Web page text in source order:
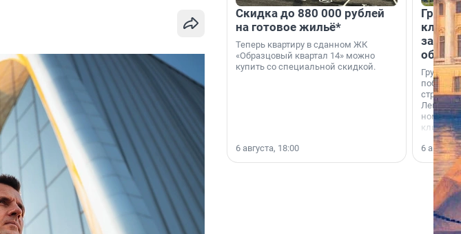
Скидка до 880 000 рублей
на готовое жильё*
Теперь квартиру в сданном ЖК
«Образцовый квартал 14» можно
купить со специальной скидкой.
6 августа, 18:00
Группа
области».
6